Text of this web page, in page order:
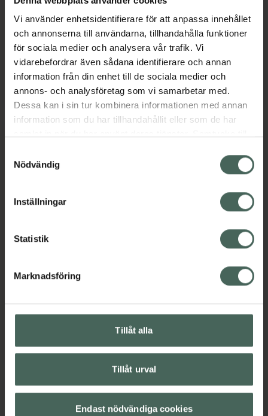
Vi använder enhetsidentifierare för att anpassa innehållet
och annonserna till användarna, tillhandahålla funktioner
för sociala medier och analysera vår trafik. Vi
vidarebefordrar även sådana identifierare och annan
information från din enhet till de sociala medier och
annons- och analysföretag som vi samarbetar med.
Dessa kan i sin tur kombinera informationen med annan
information som du har tillhandahållit eller som de har
återkalla ditt samtycke via webbplatsens
cookieinställningar. Ett återkallat samtycke påverkar inte
lagligheten av behandling som skett innan återkallelsen.
Nödvändig
Inställningar
Statistik
Marknadsföring
Tillåt alla
Tillåt urval
Endast nödvändiga cookies
Lotion för mycket torr
hud 89 ml
Pris online
73 kr
KöpCeraVe Moisturising Lotion, 73 kr.
59 ml
Pris online
269 kr
Köp
25%
Complete Babykit
och mjukgör 500 ml
KöpLittle Cirkus Complete Babykit, 378.75
KöpMARIA